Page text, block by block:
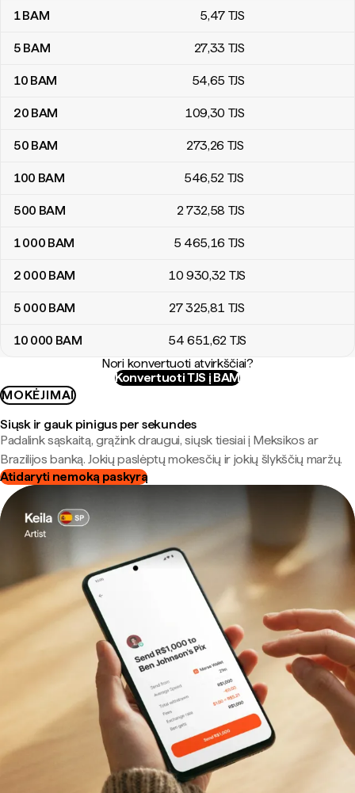
Bosnijos ir Hercegovinos konvertuojamosios markės į
1BAM 5,47 TJS
5 BAM 27,33 TJS
10 BAM 54,65 TJS
20 BAM 109,30 TJS
50 BAM 273,26 TJS
100 BAM 546,52 TJS
500 BAM 2 732,58 TJS
1 000 BAM 5 465,16 TJS
2 000 BAM 10 930,32 TJS
5 000 BAM 27 325,81 TJS
10 000 BAM 54 651,62 TJS
Nori konvertuoti atvirkščiai?
Konvertuoti TJS į BAM
MOKĖJIMAI
Siųsk ir gauk pinigus per sekundes
Padalink sąskaitą, grąžink draugui, siųsk tiesiai į Meksikos ar
Brazilijos banką. Jokių paslėptų mokesčių ir jokių šlykščių maržų.
Atidaryti nemoką paskyrą